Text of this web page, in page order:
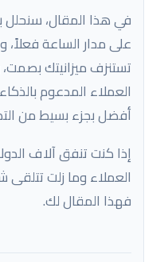
في هذا المقال، سنحلل
على مدار الساعة فعلاً،
تستنزف ميزانيتك
العملاء المدعوم
أفضل بجزء بسيط من
إذا كنت تنفق آلاف
العملاء وما زلت
فهذا المقال لك.